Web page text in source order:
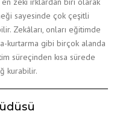
sayesinde çok çeşitli
Zekâları, onları eğitimde
kurtarma gibi birçok alanda
süreçinden kısa sürede
kurabilir.